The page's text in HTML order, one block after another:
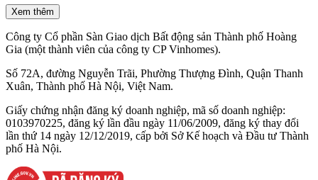
Xem thêm
Công ty Cổ phần Sàn Giao dịch Bất động sản Thành phố Hoàng
Gia (một thành viên của công ty CP Vinhomes).
Số 72A, đường Nguyễn Trãi, Phường Thượng Đình, Quận Thanh
Xuân, Thành phố Hà Nội, Việt Nam.
Giấy chứng nhận đăng ký doanh nghiệp, mã số doanh nghiệp:
0103970225, đăng ký lần đầu ngày 11/06/2009, đăng ký thay đổi
lần thứ 14 ngày 12/12/2019, cấp bởi Sở Kế hoạch và Đầu tư Thành
phố Hà Nội.